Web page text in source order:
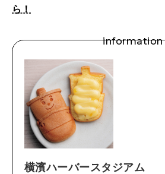
ー
ら！
information
横濱ハーバースタジアム